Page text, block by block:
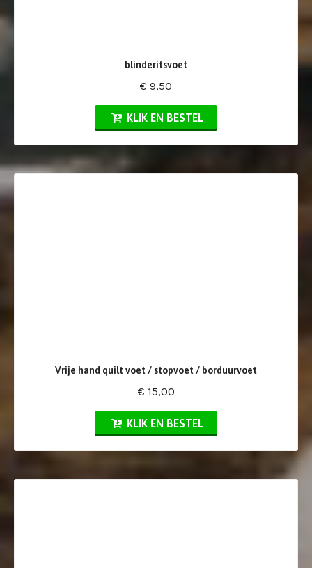
blinderitsvoet
€ 9,50
KLIK EN BESTEL
Vrije hand quilt voet / stopvoet / borduurvoet
€ 15,00
KLIK EN BESTEL